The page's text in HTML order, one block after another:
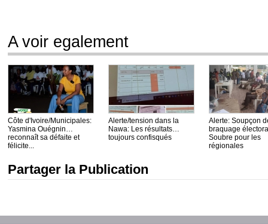
A voir egalement
Côte d'Ivoire/Municipales:
Yasmina Ouégnin
reconnaît sa défaite et
félicite...
Alerte/tension dans la
Nawa: Les résultats
toujours confisqués
Alerte: Soupçon
braquage
Soubre pour les
régionales
Partager la Publication